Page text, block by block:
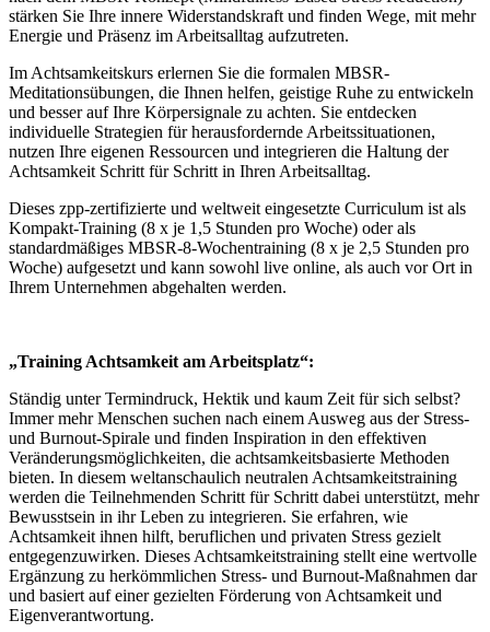
stärken Sie Ihre innere Widerstandskraft und finden Wege, mit mehr
Energie und Präsenz im Arbeitsalltag aufzutreten.
Im Achtsamkeitskurs erlernen Sie die formalen MBSR-
Meditationsübungen, die Ihnen helfen, geistige Ruhe zu entwickeln
und besser auf Ihre Körpersignale zu achten. Sie entdecken
individuelle Strategien für herausfordernde Arbeitssituationen,
nutzen Ihre eigenen Ressourcen und integrieren die Haltung der
Achtsamkeit Schritt für Schritt in Ihren Arbeitsalltag.
Dieses zpp-zertifizierte und weltweit eingesetzte Curriculum ist als
Kompakt-Training (8 x je 1,5 Stunden pro Woche) oder als
standardmäßiges MBSR-8-Wochentraining (8 x je 2,5 Stunden pro
Woche) aufgesetzt und kann sowohl live online, als auch vor Ort in
Ihrem Unternehmen abgehalten werden.
„Training Achtsamkeit am Arbeitsplatz“:
Ständig unter Termindruck, Hektik und kaum Zeit für sich selbst?
Immer mehr Menschen suchen nach einem Ausweg aus der Stress-
und Burnout-Spirale und finden Inspiration in den effektiven
Veränderungsmöglichkeiten, die achtsamkeitsbasierte Methoden
bieten. In diesem weltanschaulich neutralen Achtsamkeitstraining
werden die Teilnehmenden Schritt für Schritt dabei unterstützt, mehr
Bewusstsein in ihr Leben zu integrieren. Sie erfahren, wie
Achtsamkeit ihnen hilft, beruflichen und privaten Stress gezielt
entgegenzuwirken. Dieses Achtsamkeitstraining stellt eine wertvolle
Ergänzung zu herkömmlichen Stress- und Burnout-Maßnahmen dar
und basiert auf einer gezielten Förderung von Achtsamkeit und
Eigenverantwortung.